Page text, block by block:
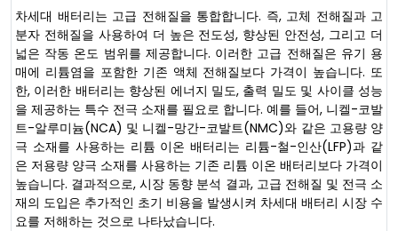
차세대 배터리는 고급 전해질을 통합합니다. 즉, 고체 전해질과 고
분자 전해질을 사용하여 더 높은 전도성, 향상된 안전성, 그리고 더
넓은 작동 온도 범위를 제공합니다. 이러한 고급 전해질은 유기 용
매에 리튬염을 포함한 기존 액체 전해질보다 가격이 높습니다. 또
한, 이러한 배터리는 향상된 에너지 밀도, 출력 밀도 및 사이클 성능
을 제공하는 특수 전극 소재를 필요로 합니다. 예를 들어, 니켈-코발
트-알루미늄(NCA) 및 니켈-망간-코발트(NMC)와 같은 고용량 양
극 소재를 사용하는 리튬 이온 배터리는 리튬-철-인산(LFP)과 같
은 저용량 양극 소재를 사용하는 기존 리튬 이온 배터리보다 가격이
높습니다. 결과적으로, 시장 동향 분석 결과, 고급 전해질 및 전극 소
재의 도입은 추가적인 초기 비용을 발생시켜 차세대 배터리 시장 수
요를 저해하는 것으로 나타났습니다.